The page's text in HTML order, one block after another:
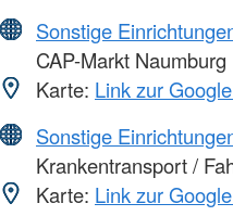
Sonstige
CAP-Markt Naumburg
Karte: Link zur
Sonstige
Krankentransport /
Karte: Link zur